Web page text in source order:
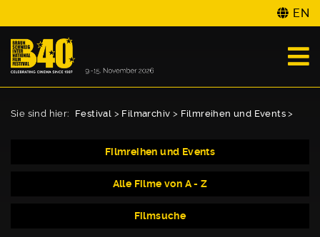
EN
Sie sind hier: Festival > Filmarchiv > Filmreihen und Events >
Filmreihen und Events
Alle Filme von A - Z
Filmsuche